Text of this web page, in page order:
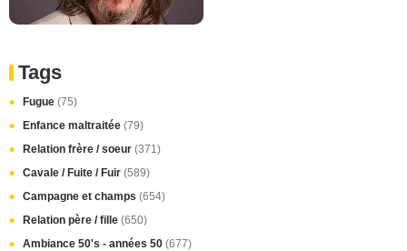
Tags
Fugue (75)
Enfance maltraitée (79)
Relation frère / soeur (371)
Cavale / Fuite / Fuir (589)
Campagne et champs (654)
Relation père / fille (650)
Ambiance 50's - années 50 (677)